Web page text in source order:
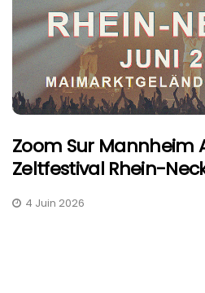
Zoom Sur Mannheim
Zeltfestival Rhein-
4 Juin 2026